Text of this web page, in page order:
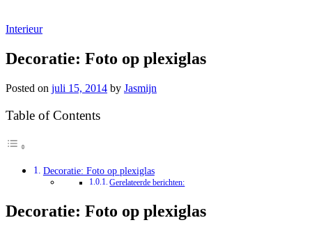
Interieur
Decoratie: Foto op plexiglas
Posted on juli 15, 2014 by Jasmijn
Table of Contents
Decoratie: Foto op plexiglas
Gerelateerde berichten:
Decoratie: Foto op plexiglas